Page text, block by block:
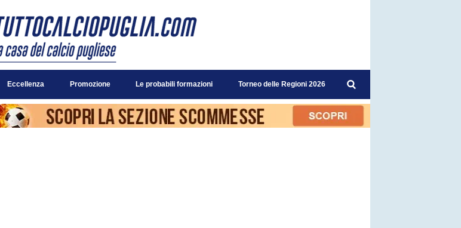
Eccellenza Promozione Le probabili formazioni Torneo delle Regioni 2026